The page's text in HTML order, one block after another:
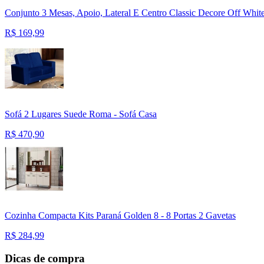
Conjunto 3 Mesas, Apoio, Lateral E Centro Classic Decore Off
R$ 169,99
Sofá 2 Lugares Suede Roma - Sofá Casa
R$ 470,90
Cozinha Compacta Kits Paraná Golden 8 - 8 Portas 2 Gavetas
R$ 284,99
Dicas de compra